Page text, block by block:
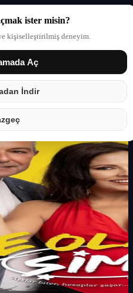
ister misin?
kişiselleştirilmiş deneyim.
Aç
İndir